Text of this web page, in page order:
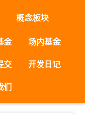
概念板块
金
场内基金
交
开发日记
们